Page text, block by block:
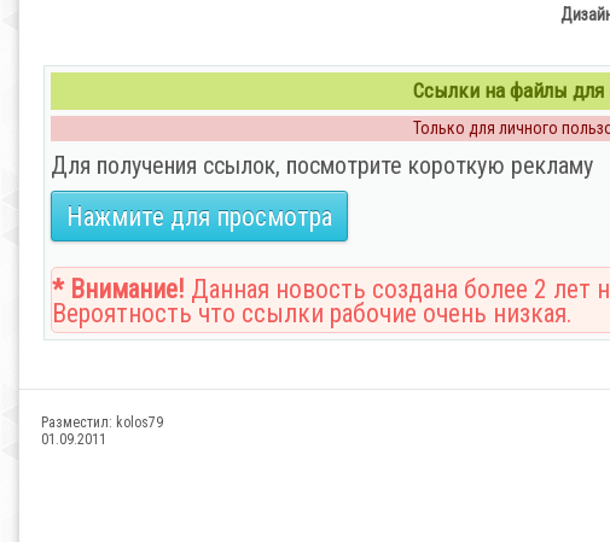
Ссылки на файлы для
Только для личного
Для получения ссылок, посмотрите короткую рекламу
Нажмите для просмотра
* Внимание! Данная новость создана более 2 лет
Вероятность что ссылки рабочие очень низкая.
Разместил: kolos79
01.09.2011